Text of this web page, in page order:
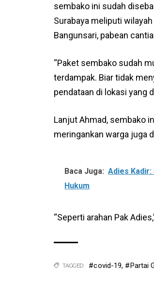
sembako ini sudah
Surabaya meliputi
Bangunsari, pabean
“Paket sembako sudah
terdampak. Biar tidak
pendataan di lokasi yang
Lanjut Ahmad, sembako
meringankan warga juga
Baca Juga: Adies Kadir:
Hukum
“Seperti arahan Pak
TAGGED: #covid-19, #Partai